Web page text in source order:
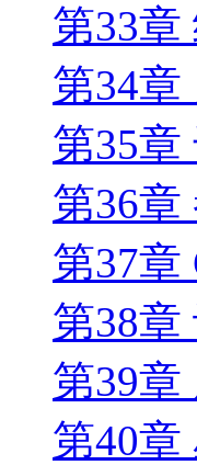
第33章
第34章
第35章
第36章
第37章
第38章
第39章
第40章